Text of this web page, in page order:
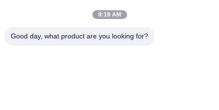
8:18 AM
Good day, what product are you looking for?